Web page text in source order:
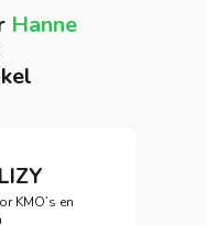
Hanne
KMO’s en